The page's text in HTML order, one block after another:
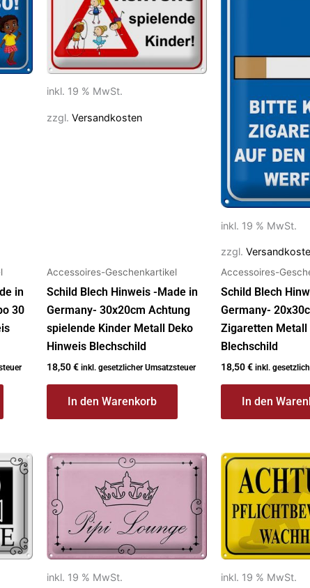
in
30
inkl. 19 % MwSt.
zzgl. Versandkosten
Accessoires-Geschenkartikel
Schild Blech Hinweis -Made in
Germany- 30x20cm Achtung
spielende Kinder Metall Deko
Hinweis Blechschild
18,50€ inkl. gesetzlicher Umsatzsteuer
In den Warenkorb
inkl. 19 % MwSt.
zzgl.
Accessoires-
Schild Blech
Germany-
Zigaretten Metall
Blechschild
18,50€ inkl.
In den
inkl. 19 % MwSt. inkl. 19 % MwSt.